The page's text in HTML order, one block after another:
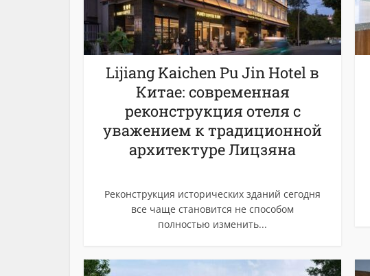
Lijiang Kaichen Pu Jin Hotel в
Китае: современная
реконструкция отеля с
уважением к традиционной
архитектуре Лицзяна
Реконструкция исторических зданий сегодня
все чаще становится не способом
полностью изменить...